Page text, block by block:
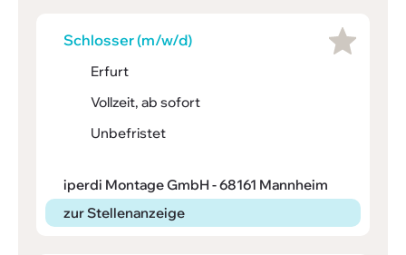
Schlosser (m/w/d)
Erfurt
Vollzeit, ab sofort
Unbefristet
iperdi Montage GmbH - 68161 Mannheim
zur Stellenanzeige